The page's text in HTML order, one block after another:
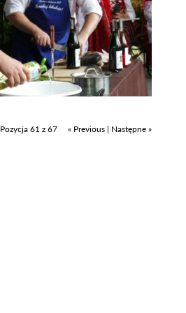
Pozycja 61 z 67 « Previous | Następne »